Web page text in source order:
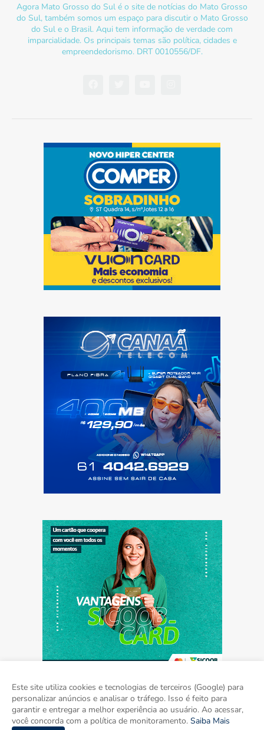
Agora Mato Grosso do Sul é o site de notícias do Mato Grosso
do Sul, também somos um espaço para discutir o Mato Grosso
do Sul e o Brasil. Aqui tem informação de verdade com
imparcialidade. Os principais temas são política, cidades e
empreendedorismo. DRT 0010556/DF.
Home Sobre Contato Mídia Kit
Este site utiliza cookies e tecnologias de terceiros (Google) para
personalizar anúncios e analisar o tráfego. Isso é feito para
garantir e entregar a melhor experiência ao usuário. Ao acessar,
você concorda com a política de monitoramento. Saiba Mais